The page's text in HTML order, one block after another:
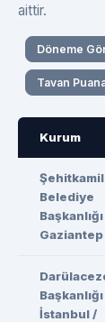
aittir.
Döneme
Tavan
Kurum
Şehitkamil
Belediye
Gaziantep
İstanbul /